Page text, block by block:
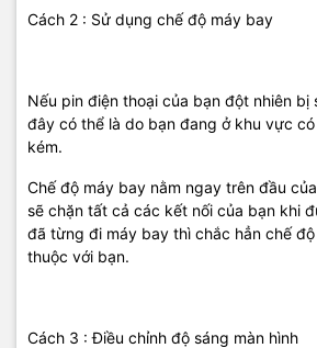
Cách 2 : Sử dụng chế độ máy bay
Nếu pin điện thoại của bạn đột nhiên bị
đây có thể là do bạn đang ở khu vực
kém.
Chế độ máy bay nằm ngay trên đầu
sẽ chặn tất cả các kết nối của bạn khi
đã từng đi máy bay thì chắc hẳn chế
thuộc với bạn.
Cách 3 : Điều chỉnh độ sáng màn hình